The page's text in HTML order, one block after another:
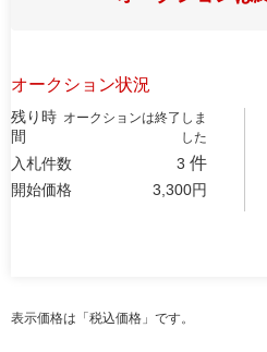
オークション状況
残り時
間
オークションは終了しま
した
入札件数 3 件
開始価格 3,300円
表示価格は「税込価格」です。